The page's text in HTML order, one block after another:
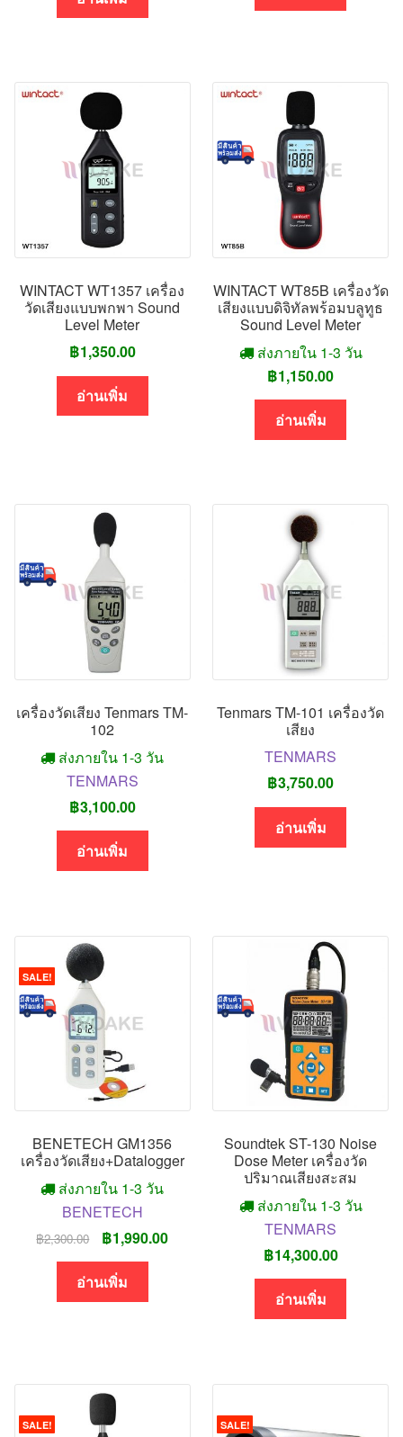
฿4,300.00.
WINTACT WT1357 เครื่อง
วัดเสียงแบบพกพา Sound
Level Meter
฿1,350.00
อ่านเพิ่ม
WINTACT WT85B เครื่องวัด
เสียงแบบดิจิทัลพร้อมบลูทูธ
Sound Level Meter
ส่งภายใน 1-3 วัน
฿1,150.00
อ่านเพิ่ม
เครื่องวัดเสียง Tenmars TM-
102
ส่งภายใน 1-3 วัน
TENMARS
฿3,100.00
อ่านเพิ่ม
Tenmars TM-101 เครื่องวัด
เสียง
TENMARS
฿3,750.00
อ่านเพิ่ม
BENETECH GM1356
เครื่องวัดเสียง+Datalogger
ส่งภายใน 1-3 วัน
SALE!
BENETECH
฿2,300.00
Original
price
was:
฿2,300.00.
฿1,990.00Current
อ่านเพิ่ม
Soundtek ST-130 Noise
Dose Meter เครื่องวัด
ปริมาณเสียงสะสม
ส่งภายใน 1-3 วัน
TENMARS
฿14,300.00
อ่านเพิ่ม
SALE! SALE!